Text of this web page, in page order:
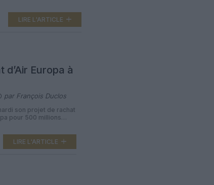
forme avec la
d’Air Europa sont
stratégique[…]
LIRE L'ARTICLE
Europa à
par François Duclos
son projet de rachat
pour 500 millions
depuis le mois
British Airways, Iberia,
LIRE L'ARTICLE